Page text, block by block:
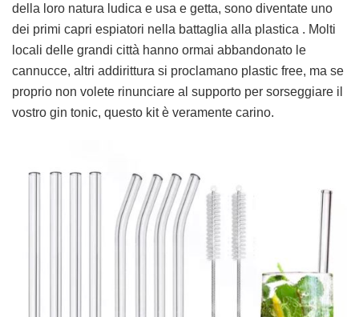
della loro natura ludica e usa e getta, sono diventate uno
dei primi capri espiatori nella battaglia alla plastica . Molti
locali delle grandi città hanno ormai abbandonato le
cannucce, altri addirittura si proclamano plastic free, ma se
proprio non volete rinunciare al supporto per sorseggiare il
vostro gin tonic, questo kit è veramente carino.